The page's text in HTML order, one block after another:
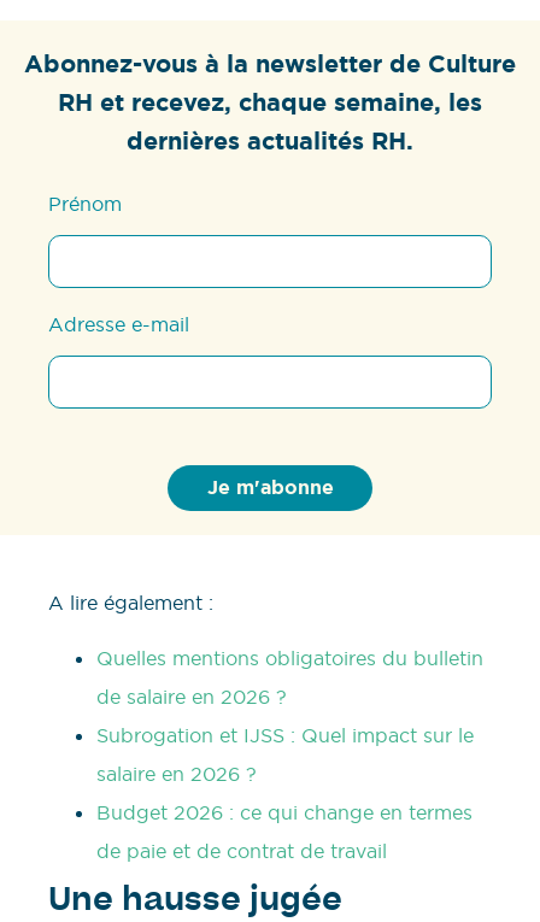
Abonnez-vous à la newsletter de Culture
RH et recevez, chaque semaine, les
dernières actualités RH.
Prénom
Adresse e-mail
A lire également :
Quelles mentions obligatoires du bulletin
de salaire en 2026 ?
Subrogation et IJSS : Quel impact sur le
salaire en 2026 ?
Budget 2026 : ce qui change en termes
de paie et de contrat de travail
Une hausse jugée